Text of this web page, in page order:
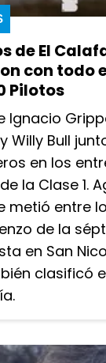
de El
con todo
Pilotos
Ignacio
Willy Bull
en los
la Clase 1.
metió entre
de la
en San
clasificó